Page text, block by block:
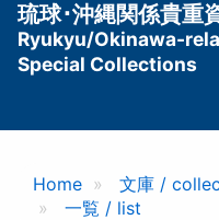
琉球･沖縄関係貴重
Ryukyu/Okinawa-
Special Collections
Home 文庫 /
一覧 / list